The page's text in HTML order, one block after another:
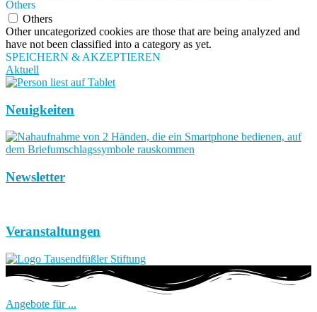
Others
Others
Other uncategorized cookies are those that are being analyzed and
have not been classified into a category as yet.
SPEICHERN & AKZEPTIEREN
Aktuell
Neuigkeiten
Newsletter
Veranstaltungen
Angebote für ...